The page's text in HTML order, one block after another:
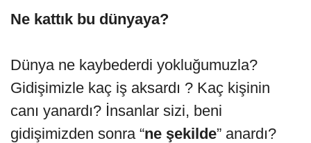
Ne kattık bu dünyaya?
Dünya ne kaybederdi yokluğumuzla?
Gidişimizle kaç iş aksardı ? Kaç kişinin
canı yanardı? İnsanlar sizi, beni
gidişimizden sonra “ne şekilde” anardı?